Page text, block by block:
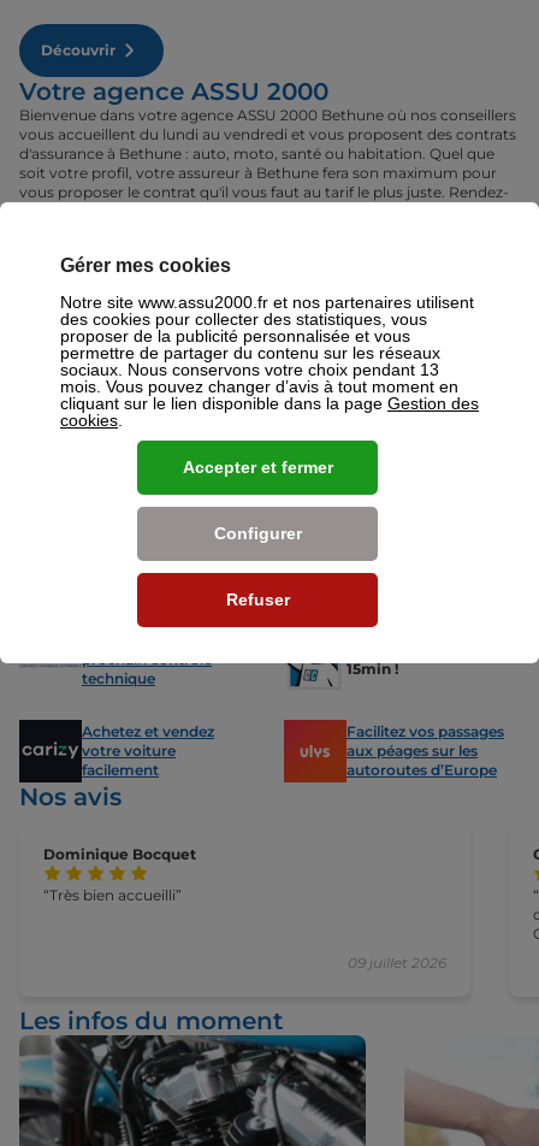
Découvrir
Votre agence ASSU 2000
Bienvenue dans votre agence ASSU 2000 Bethune où nos conseillers
vous accueillent du lundi au vendredi et vous proposent des contrats
d'assurance à Bethune : auto, moto, santé ou habitation. Quel que
soit votre profil, votre assureur à Bethune fera son maximum pour
vous proposer le contrat qu'il vous faut au tarif le plus juste. Rendez-
Nos offres pour les particuliers
Assurance Auto
Des tarifs adaptés à tous les profils
de conducteurs. Jeunes permis,
des solutions pour chacun.
prochain contrôle
technique
15min !
Achetez et vendez
votre voiture
facilement
Facilitez vos passages
aux péages sur les
autoroutes d’Europe
Nos avis
Dominique Bocquet
09 juillet 2026
Très bien accueilli
Les infos du moment
Gérer mes cookies
Notre site www.assu2000.fr et nos partenaires utilisent
des cookies pour collecter des statistiques, vous
proposer de la publicité personnalisée et vous
permettre de partager du contenu sur les réseaux
sociaux. Nous conservons votre choix pendant 13
mois. Vous pouvez changer d’avis à tout moment en
cliquant sur le lien disponible dans la page Gestion des
cookies
Refuser
Configurer
Accepter et fermer